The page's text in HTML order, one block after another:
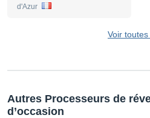
d'Azur
Voir
Autres Processeurs de
d’occasion